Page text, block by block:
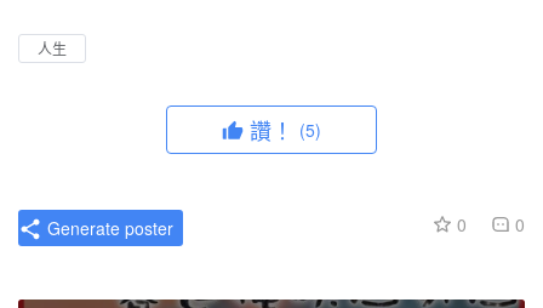
人生
讚！ (5)
0 0
Generate poster